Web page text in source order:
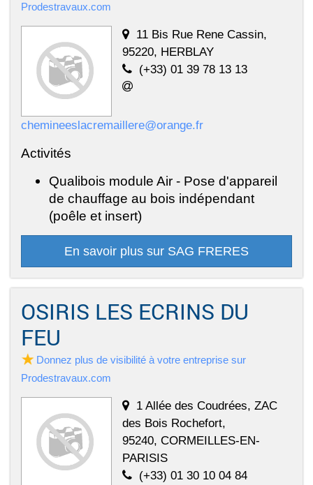
Prodestravaux.com
11 Bis Rue Rene Cassin,
95220, HERBLAY
(+33) 01 39 78 13 13
chemineeslacremaillere@orange.fr
Activités
Qualibois module Air - Pose d'appareil
de chauffage au bois indépendant
(poêle et insert)
En savoir plus sur SAG FRERES
OSIRIS LES ECRINS DU
FEU
Donnez plus de visibilité à votre entreprise sur
Prodestravaux.com
1 Allée des Coudrées, ZAC
des Bois Rochefort,
95240, CORMEILLES-EN-
PARISIS
(+33) 01 30 10 04 84